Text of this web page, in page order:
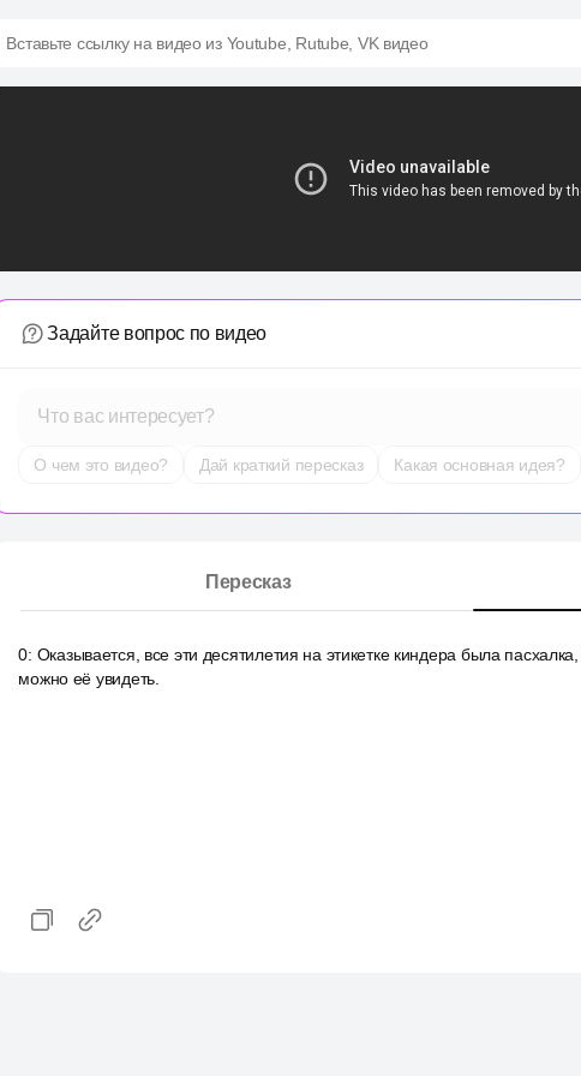
Вставьте ссылку на видео из Youtube, Rutube, VK видео
Задайте вопрос по видео
Что вас интересует?
О чем это видео? Дай краткий пересказ Какая основная идея?
Пересказ
0: Оказывается, все эти десятилетия на этикетке киндера была
можно её увидеть.